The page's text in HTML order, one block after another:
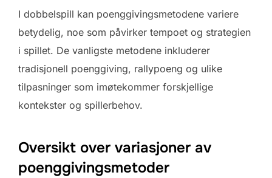
I dobbelspill kan poenggivingsmetodene variere
betydelig, noe som påvirker tempoet og strategien
i spillet. De vanligste metodene inkluderer
tradisjonell poenggiving, rallypoeng og ulike
tilpasninger som imøtekommer forskjellige
kontekster og spillerbehov.
Oversikt over variasjoner av
poenggivingsmetoder